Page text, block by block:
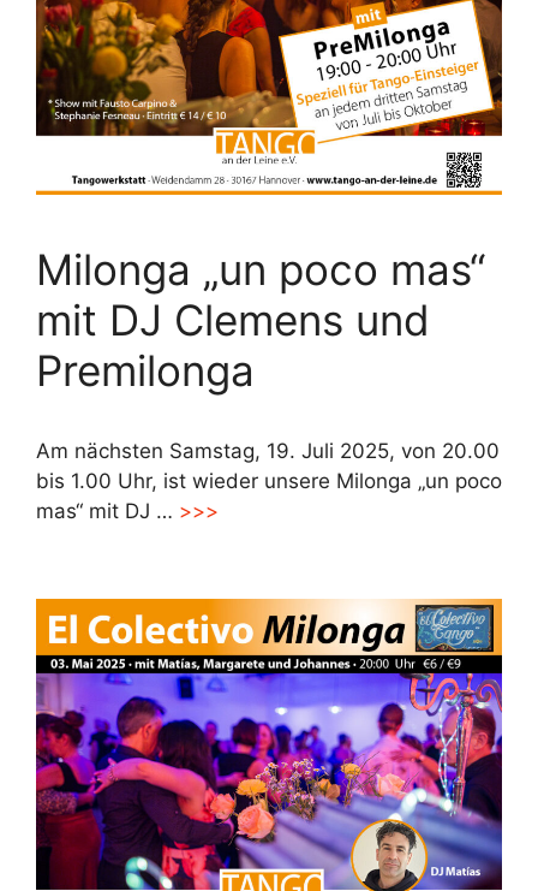
Milonga „un poco mas“
mit DJ Clemens und
Premilonga
Am nächsten Samstag, 19. Juli 2025, von 20.00
bis 1.00 Uhr, ist wieder unsere Milonga „un poco
mas“ mit DJ … >>>